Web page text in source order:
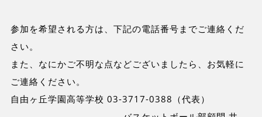
参加を希望される方は、下記の電話番号までご連絡くだ
さい。
また、なにかご不明な点などございましたら、お気軽に
ご連絡ください。
自由ヶ丘学園高等学校 03-3717-0388（代表）